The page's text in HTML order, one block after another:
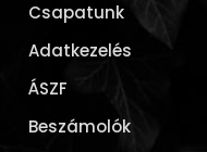
Csapatunk
Adatkezelés
ÁSZF
Beszámolók